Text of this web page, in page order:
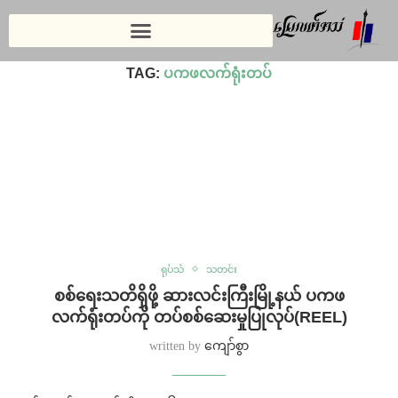
ပကဖလက်ရုံးတပ်
TAG: ပကဖလက်ရုံးတပ်
ရုပ်သံ သတင်း
⁨စစ်ရေးသတိရှိဖို့ ဆားလင်းကြီးမြို့နယ် ပကဖ
လက်ရုံးတပ်ကို တပ်စစ်ဆေးမှုပြုလုပ်(REEL)
written by ကျော်စွာ